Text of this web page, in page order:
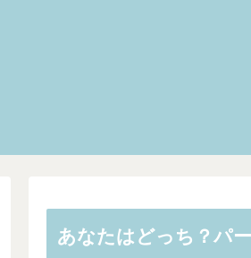
あなたはどっち？パ